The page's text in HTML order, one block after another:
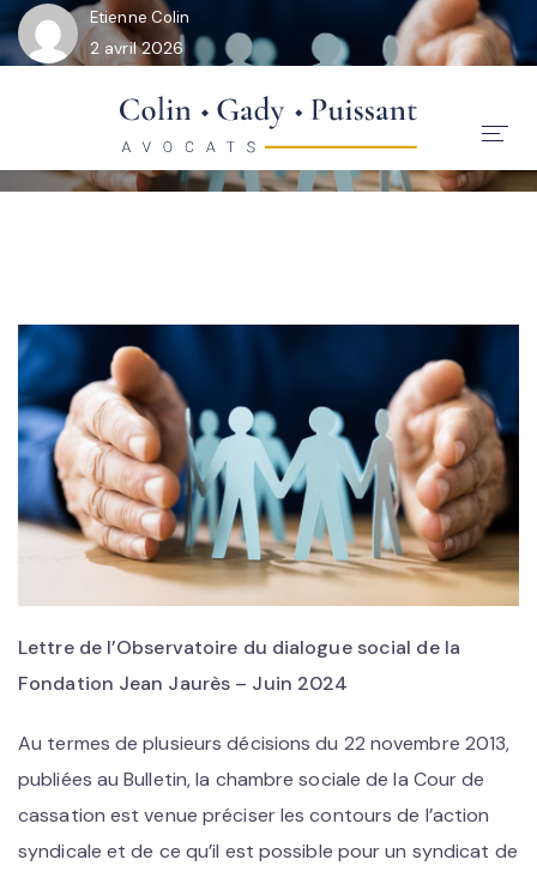
Accueil
Contact
Etienne Colin
2 avril 2026
Lettre de l’Observatoire du dialogue social de la
Fondation Jean Jaurès – Juin 2024
Au termes de plusieurs décisions du 22 novembre 2013,
publiées au Bulletin, la chambre sociale de la Cour de
cassation est venue préciser les contours de l’action
syndicale et de ce qu’il est possible pour un syndicat de